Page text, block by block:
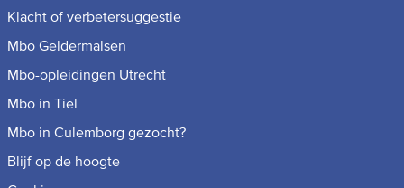
Klacht of verbetersuggestie
Mbo Geldermalsen
Mbo-opleidingen Utrecht
Mbo in Tiel
Mbo in Culemborg gezocht?
Blijf op de hoogte